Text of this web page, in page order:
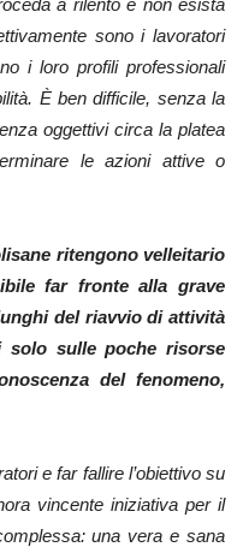
a rilento e non esista
sono i lavoratori
i loro profili professionali
È ben difficile, senza la
oggettivi circa la platea
le azioni attive o
ritengono velleitario
far fronte alla grave
del riavvio di attività
solo sulle poche risorse
del fenomeno,
e far fallire l’obiettivo su
vincente iniziativa per il
una vera e sana